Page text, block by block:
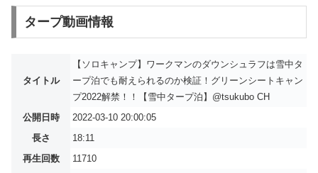
タープ動画情報
タイトル
【ソロキャンプ】ワークマンのダウンシュラフは雪中タ
ープ泊でも耐えられるのか検証！グリーンシートキャン
プ2022解禁！！【雪中タープ泊】@tsukubo CH
公開日時
2022-03-10 20:00:05
長さ
18:11
再生回数
11710